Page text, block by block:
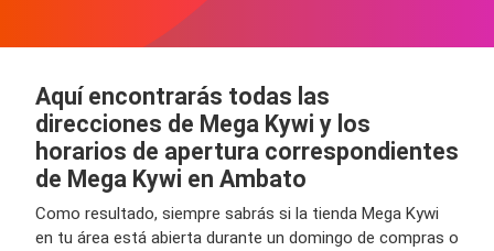
Aquí encontrarás todas las
direcciones de Mega Kywi y los
horarios de apertura correspondientes
de Mega Kywi en Ambato
Como resultado, siempre sabrás si la tienda Mega Kywi
en tu área está abierta durante un domingo de compras o